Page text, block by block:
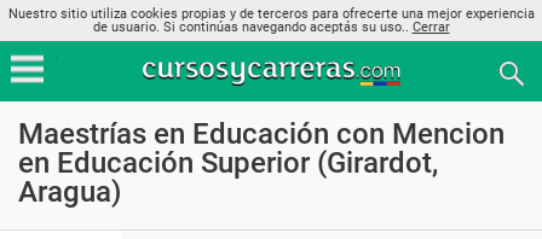
Nuestro sitio utiliza cookies propias y de terceros para ofrecerte una mejor experiencia
de usuario. Si continúas navegando aceptás su uso.. Cerrar
Maestrías en Educación con Mencion
en Educación Superior (Girardot,
Aragua)